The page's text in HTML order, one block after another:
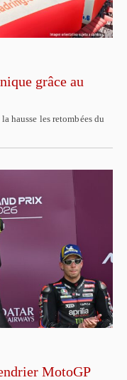
grâce au
hausse les retombées du
MotoGP